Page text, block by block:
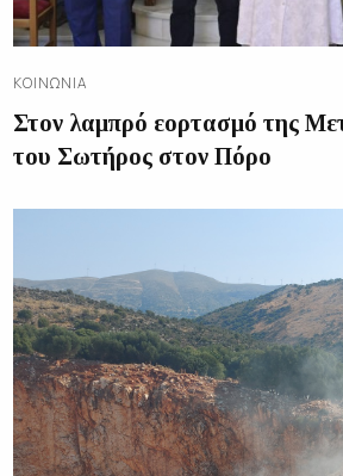
ΚΟΙΝΩΝΊΑ
Στον λαμπρό εορτασμό της
του Σωτήρος στον Πόρο